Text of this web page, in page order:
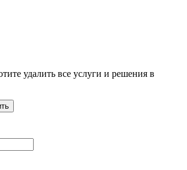
удалить все услуги и решения в